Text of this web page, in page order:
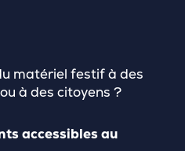
matériel festif à des
à des citoyens ?
accessibles au